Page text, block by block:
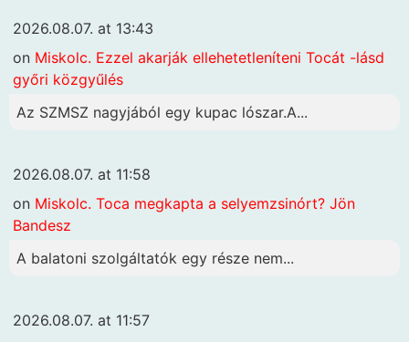
2026.08.07. at 13:43
on Miskolc. Ezzel akarják ellehetetleníteni Tocát -lásd
győri közgyűlés
Az SZMSZ nagyjából egy kupac lószar.A...
2026.08.07. at 11:58
on Miskolc. Toca megkapta a selyemzsinórt? Jön
Bandesz
A balatoni szolgáltatók egy része nem...
2026.08.07. at 11:57